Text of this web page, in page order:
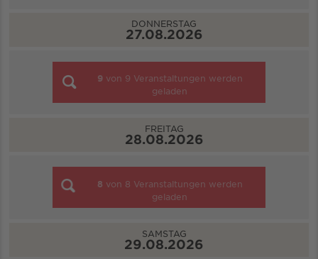
DONNERSTAG
27.08.2026
9 von 9 Veranstaltungen werden
geladen
FREITAG
28.08.2026
8 von 8 Veranstaltungen werden
geladen
SAMSTAG
29.08.2026